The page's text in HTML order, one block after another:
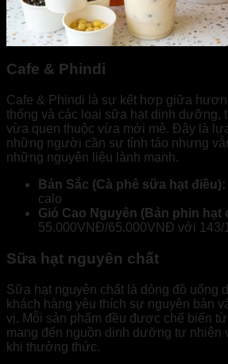
Cafe & Phindi
Cafe & Phindi là sự kết hợp giữa
thống và các loại sữa hạt dinh dưỡng,
vừa quen thuộc vừa mới mẻ. Đây là
những người cần sự tỉnh táo nhưng
những nguyên liệu lành mạnh.
Bản Sắc (Cà phê sữa hạt điều):
calo
Gió Cao Nguyên (Bản phin hạt
55.000VNĐ/65.000VNĐ với 143/
Sữa hạt nguyên chất
Sữa hạt nguyên chất là dòng đồ uống
khách hàng yêu thích sự nguyên bản
vị. Mỗi sản phẩm đều được chế biến
mang đến nguồn dinh dưỡng tự nhiên
khi thưởng thức.